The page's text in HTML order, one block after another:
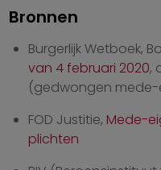
Bronnen
Burgerlijk Wetboek,
van 4 februari 2020,
(gedwongen
FOD Justitie, Mede-
plichten